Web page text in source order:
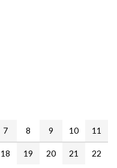
7 8 9 10 11
18 19 20 21
22